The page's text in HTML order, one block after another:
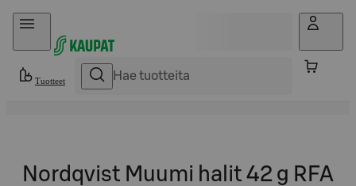
Hyppää sisältöön
Tuotteet
Nordqvist Muumi halit 42 g RFA